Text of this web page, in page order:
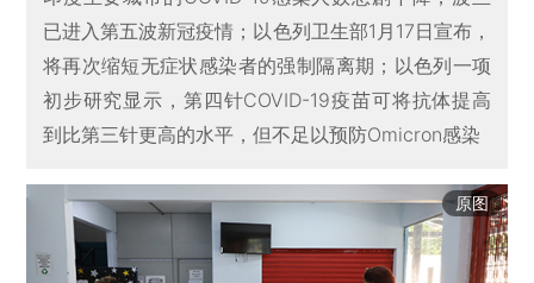
已进入第五波新冠疫情；以色列卫生部1月17日宣布，
将再次缩短无症状感染者的强制隔离期；以色列一项
初步研究显示，第四针COVID-19疫苗可将抗体提高
到比第三针更高的水平，但不足以预防Omicron感染
原图